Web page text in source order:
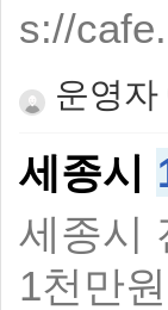
s://
운영자
세종시
세종시
1천만